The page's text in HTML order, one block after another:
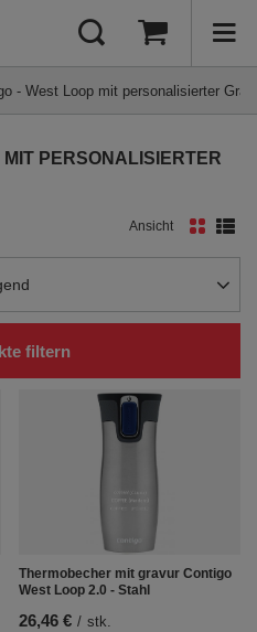
- West Loop mit personalisierter
PERSONALISIERTER
Ansicht
filtern
Thermobecher mit gravur Contigo
West Loop 2.0 - Stahl
26,46 € / stk.